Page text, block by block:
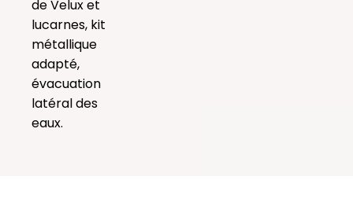
de Velux et
lucarnes, kit
métallique
adapté,
évacuation
latéral des
eaux.